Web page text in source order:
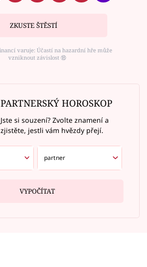
ZKUSTE ŠTĚSTÍ
varuje: Účastí na hazardní hře může
vzniknout závislost ⑱
PARTNERSKÝ HOROSKOP
Jste si souzení? Zvolte znamení a
zjistěte, jestli vám hvězdy přejí.
VYPOČÍTAT